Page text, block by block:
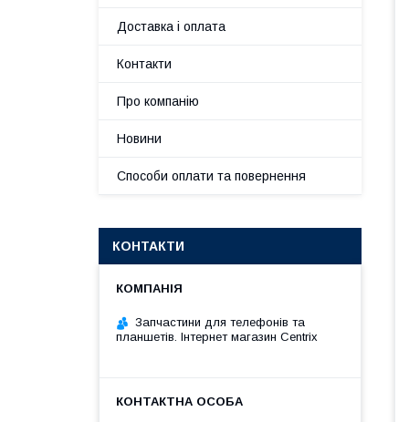
Доставка і оплата
Контакти
Про компанію
Новини
Способи оплати та повернення
КОНТАКТИ
Запчастини для телефонів та
планшетів. Інтернет магазин Centrix